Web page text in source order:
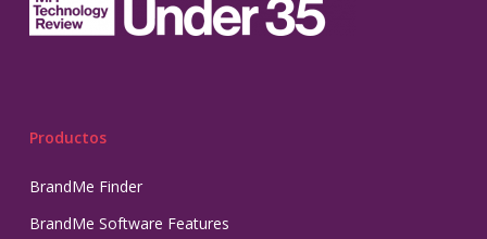
Productos
BrandMe Finder
BrandMe Software Features